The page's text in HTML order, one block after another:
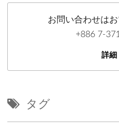
お問い合わせは
+886 7-
詳細
タグ